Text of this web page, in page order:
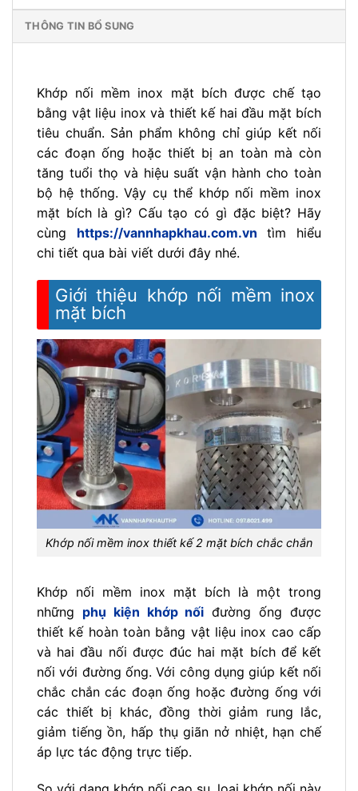
THÔNG TIN BỔ SUNG
Khớp nối mềm inox mặt bích được chế tạo
bằng vật liệu inox và thiết kế hai đầu mặt bích
tiêu chuẩn. Sản phẩm không chỉ giúp kết nối
các đoạn ống hoặc thiết bị an toàn mà còn
tăng tuổi thọ và hiệu suất vận hành cho toàn
bộ hệ thống. Vậy cụ thể khớp nối mềm inox
mặt bích là gì? Cấu tạo có gì đặc biệt? Hãy
cùng https://vannhapkhau.com.vn tìm hiểu
chi tiết qua bài viết dưới đây nhé.
Giới thiệu khớp nối mềm inox
mặt bích
Khớp nối mềm inox thiết kế 2 mặt bích chắc chắn
Khớp nối mềm inox mặt bích là một trong
những phụ kiện khớp nối đường ống được
thiết kế hoàn toàn bằng vật liệu inox cao cấp
và hai đầu nối được đúc hai mặt bích để kết
nối với đường ống. Với công dụng giúp kết nối
chắc chắn các đoạn ống hoặc đường ống với
các thiết bị khác, đồng thời giảm rung lắc,
giảm tiếng ồn, hấp thụ giãn nở nhiệt, hạn chế
áp lực tác động trực tiếp.